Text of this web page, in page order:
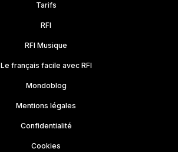
Tarifs
RFI
RFI Musique
Le français facile avec RFI
Mondoblog
Mentions légales
Confidentialité
Cookies